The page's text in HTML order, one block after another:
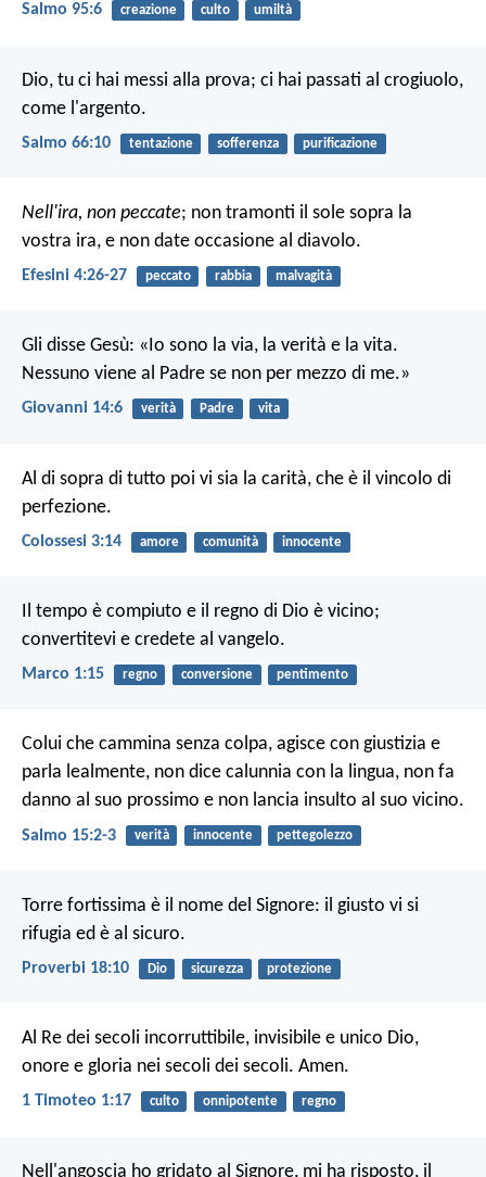
Salmo 95:6 creazione culto umiltà
Dio, tu ci hai messi alla prova; ci hai passati al crogiuolo,
come l'argento.
Salmo 66:10 tentazione sofferenza purificazione
Nell'ira, non peccate; non tramonti il sole sopra la
vostra ira, e non date occasione al diavolo.
Efesini 4:26-27 peccato rabbia malvagità
Gli disse Gesù: «Io sono la via, la verità e la vita.
Nessuno viene al Padre se non per mezzo di me.»
Giovanni 14:6 verità Padre vita
Al di sopra di tutto poi vi sia la carità, che è il vincolo di
perfezione.
Colossesi 3:14 amore comunità innocente
Il tempo è compiuto e il regno di Dio è vicino;
convertitevi e credete al vangelo.
Marco 1:15 regno conversione pentimento
Colui che cammina senza colpa, agisce con giustizia e
parla lealmente, non dice calunnia con la lingua, non fa
danno al suo prossimo e non lancia insulto al suo vicino.
Salmo 15:2-3 verità innocente pettegolezzo
Torre fortissima è il nome del Signore: il giusto vi si
rifugia ed è al sicuro.
Proverbi 18:10 Dio sicurezza protezione
Al Re dei secoli incorruttibile, invisibile e unico Dio,
onore e gloria nei secoli dei secoli. Amen.
1 Timoteo 1:17 culto onnipotente regno
Nell'angoscia ho gridato al Signore, mi ha risposto, il